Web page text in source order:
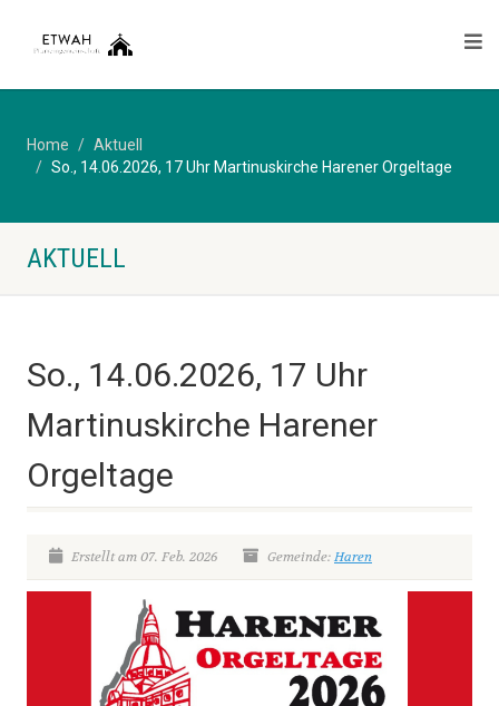
Home
Aktuell
So., 14.06.2026, 17 Uhr Martinuskirche Harener Orgeltage
AKTUELL
So., 14.06.2026, 17 Uhr
Martinuskirche Harener
Orgeltage
Erstellt am 07. Feb. 2026 Gemeinde:Haren